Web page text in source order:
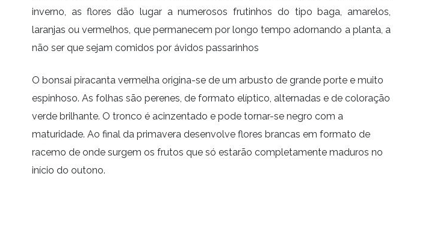
inverno, as flores dão lugar a numerosos frutinhos do tipo baga, amarelos,
laranjas ou vermelhos, que permanecem por longo tempo adornando a planta, a
não ser que sejam comidos por ávidos passarinhos
O bonsai piracanta vermelha origina-se de um arbusto de grande porte e muito
espinhoso. As folhas são perenes, de formato elíptico, alternadas e de coloração
verde brilhante. O tronco é acinzentado e pode tornar-se negro com a
maturidade. Ao final da primavera desenvolve flores brancas em formato de
racemo de onde surgem os frutos que só estarão completamente maduros no
início do outono.